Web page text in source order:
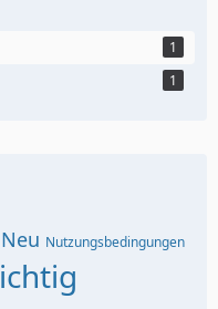
1
1
Neu Nutzungsbedingungen